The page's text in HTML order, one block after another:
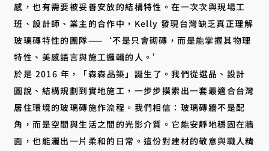
感，也有需要被妥善安放的結構特性。在一次次與現場工
班、設計師、業主的合作中，Kelly 發現台灣缺乏真正理解
玻璃磚特性的團隊——‘不是只會砌磚，而是能掌握其物理
特性、美感語言與施工邏輯的人。’
於是 2016 年，「森森品築」誕生了。我們從選品、設計
圖說、結構規劃到實地施工，一步步摸索出一套最適合台灣
居住環境的玻璃磚施作流程。我們相信：玻璃磚牆不是配
角，而是空間與生活之間的光影介質。它能安靜地穩固在牆
面，也能灑出一片柔和的日常。這份對建材的敬意與職人精